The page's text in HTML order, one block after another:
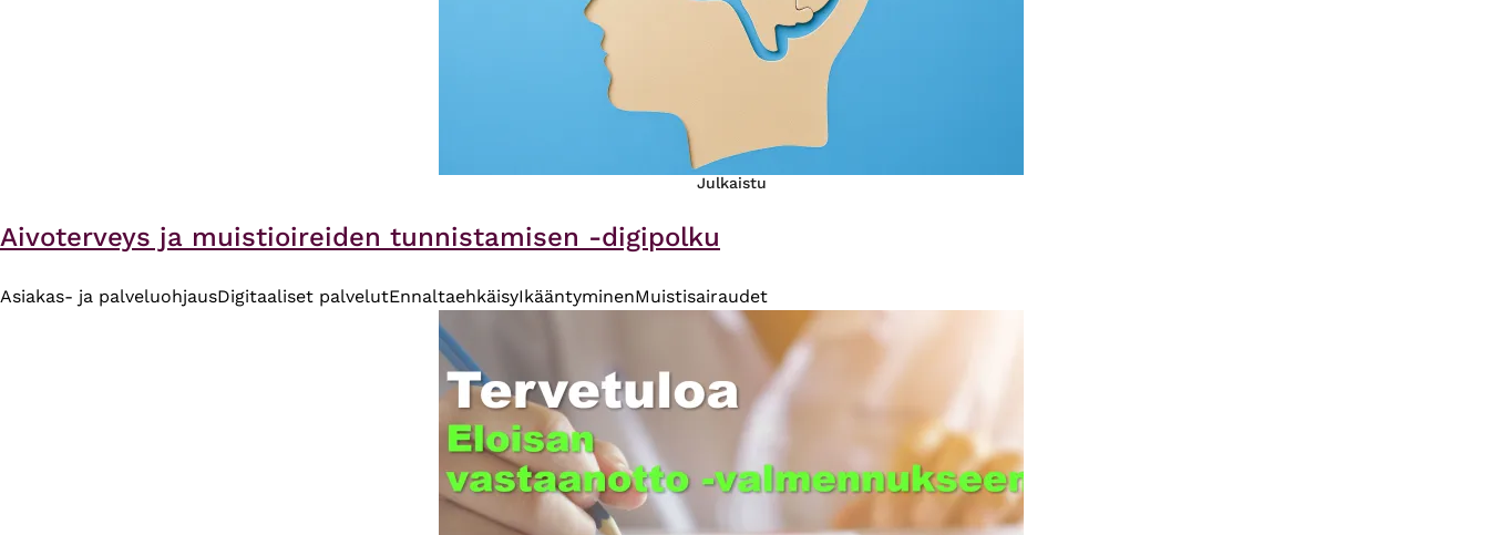
Julkaistu
Aivoterveys ja muistioireiden tunnistamisen -digipolku
Asiakas- ja palveluohjausDigitaaliset palvelutEnnaltaehkäisyIkääntyminenMuistisairaudet